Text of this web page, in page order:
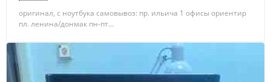
оригинал, с ноутбука самовывоз: пр. ильича 1 офисы ориентир
пл. ленина/донмак пн-пт...